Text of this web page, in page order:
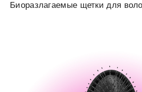
Биоразлагаемые щетки для